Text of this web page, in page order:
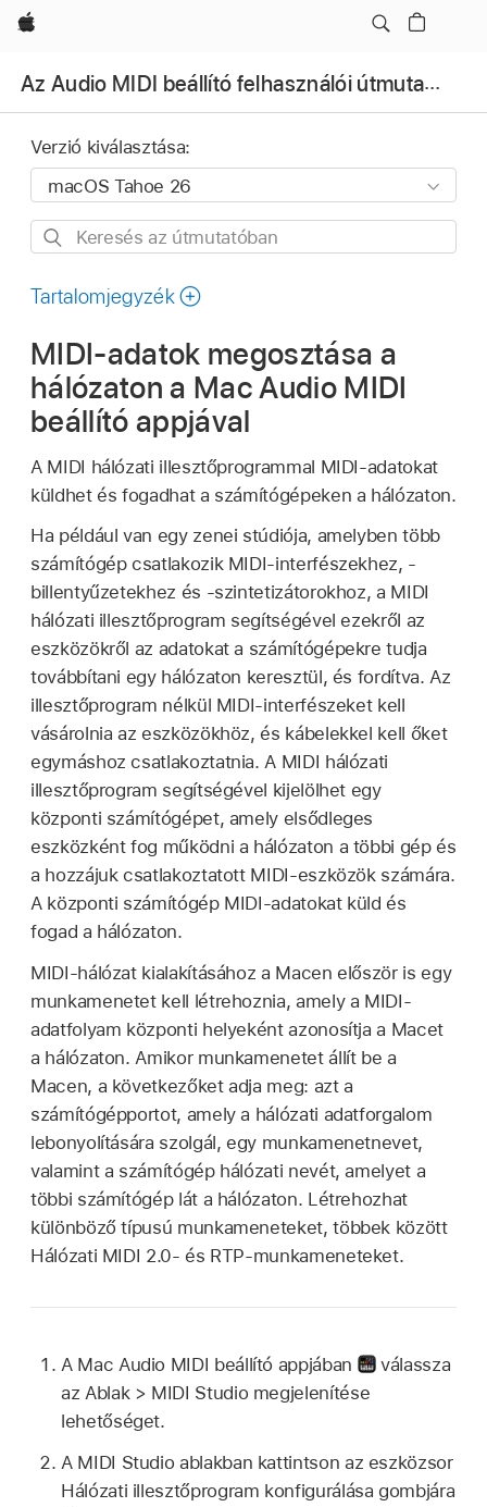
Apple
Az Audio MIDI beállító felhasználói útmutatója
Verzió kiválasztása:
Keresés
útmutatóban
Tartalomjegyzék
MIDI-adatok megosztása a
hálózaton a Mac Audio MIDI
beállító appjával
A MIDI hálózati illesztőprogrammal MIDI-adatokat
küldhet és fogadhat a számítógépeken a hálózaton.
Ha például van egy zenei stúdiója, amelyben több
számítógép csatlakozik MIDI-interfészekhez, -
billentyűzetekhez és -szintetizátorokhoz, a MIDI
hálózati illesztőprogram segítségével ezekről az
eszközökről az adatokat a számítógépekre tudja
továbbítani egy hálózaton keresztül, és fordítva. Az
illesztőprogram nélkül MIDI-interfészeket kell
vásárolnia az eszközökhöz, és kábelekkel kell őket
egymáshoz csatlakoztatnia. A MIDI hálózati
illesztőprogram segítségével kijelölhet egy
központi számítógépet, amely elsődleges
eszközként fog működni a hálózaton a többi gép és
a hozzájuk csatlakoztatott MIDI-eszközök számára.
A központi számítógép MIDI-adatokat küld és
fogad a hálózaton.
MIDI-hálózat kialakításához a Macen először is egy
munkamenetet kell létrehoznia, amely a MIDI-
adatfolyam központi helyeként azonosítja a Macet
a hálózaton. Amikor munkamenetet állít be a
Macen, a következőket adja meg: azt a
számítógépportot, amely a hálózati adatforgalom
lebonyolítására szolgál, egy munkamenetnevet,
valamint a számítógép hálózati nevét, amelyet a
többi számítógép lát a hálózaton. Létrehozhat
különböző típusú munkameneteket, többek között
Hálózati MIDI 2.0- és RTP-munkameneteket.
A Mac Audio MIDI beállító appjában
válassza
az Ablak > MIDI Studio megjelenítése
lehetőséget.
A MIDI Studio ablakban kattintson az eszközsor
Hálózati illesztőprogram konfigurálása gombjára